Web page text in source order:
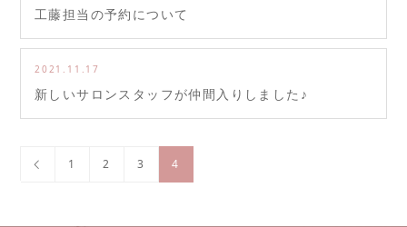
工藤担当の予約について
2021.11.17
新しいサロンスタッフが仲間入りしました♪
1 2 3 4